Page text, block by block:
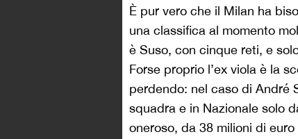
È pur vero che il Milan ha
una classifica al momento
è Suso, con cinque reti, e
Forse proprio l’ex viola è la
perdendo: nel caso di André
squadra e in Nazionale solo
oneroso, da 38 milioni di